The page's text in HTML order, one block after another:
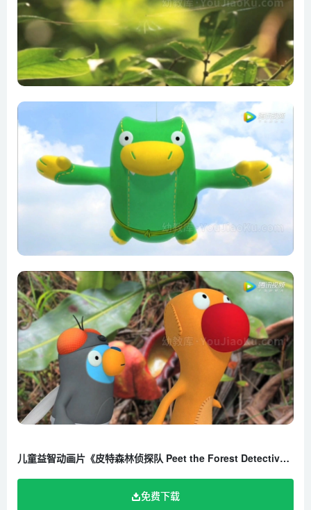
儿童益智动画片《皮特森林侦探队 Peet the Forest Detective》全52集 国语版 高清/MP4/4.45G 百度云网盘下载
免费下载